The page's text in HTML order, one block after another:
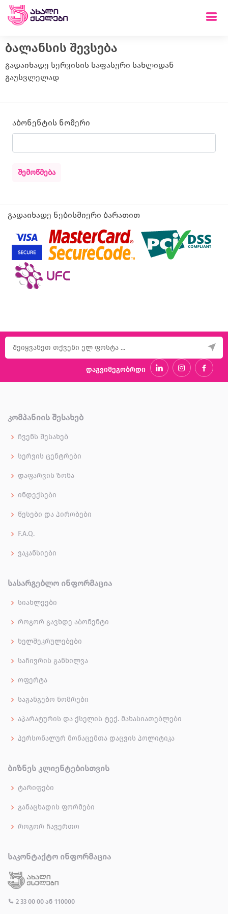
ბალანსის შევსება
გადაიხადე სერვისის საფასური სახლიდან
გაუსვლელად
აბონენტის ნომერი
ᲨᲔᲛᲝᲬᲛᲔᲑᲐ
გადაიხადე ნებისმიერი ბარათით
დაგვიმეგობრდი
ᲙᲝᲛᲞᲐᲜᲘᲘᲡ ᲨᲔᲡᲐᲮᲔᲑ
ჩვენს შესახებ
სერვის ცენტრები
დაფარვის ზონა
ინდექსები
წესები და პირობები
F.A.Q.
ვაკანსიები
ᲡᲐᲡᲐᲠᲒᲔᲑᲚᲝ ᲘᲜᲤᲝᲠᲛᲐᲪᲘᲐ
სიახლეები
როგორ გავხდე აბონენტი
ხელშეკრულებები
საჩივრის განხილვა
ოფერტა
საგანგებო ნომრები
აპარატურის და ქსელის ტექ. მახასიათებლები
პერსონალურ მონაცემთა დაცვის პოლიტიკა
ᲑᲘᲖᲜᲔᲡ ᲙᲚᲘᲔᲜᲢᲔᲑᲘᲡᲗᲕᲘᲡ
ტარიფები
განაცხადის ფორმები
როგორ ჩავერთო
ᲡᲐᲙᲝᲜᲢᲐᲥᲢᲝ ᲘᲜᲤᲝᲠᲛᲐᲪᲘᲐ
2 33 00 00 ან 110000